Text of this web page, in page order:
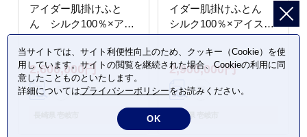
アイダー肌掛けふと
ん シルク100％×アイ
スランドアイダー ダウ
ン95％《壱岐市》寝具
ダウンケット 布団 クー
ル寝具 オールシーズン
対応 羽毛布団 肌掛け布
2,600,000円
イダー肌掛けふとん
シルク100％×アイスラ
ンドアイダー ダウン
95％《壱岐市》寝具 ダ
ウンケット 布団 クール
寝具 オールシーズン対
応 羽毛布団 肌掛け布団
国産 日本製 [JFJ063]
3000000 3000000円
2,900,000円
長崎県 壱岐市
当サイトでは、サイト利便性向上のため、クッキー（Cookie）を使
用しています。サイトの閲覧を継続された場合、Cookieの利用に同
意したことものといたします。
詳細についてはプライバシーポリシーをお読みください。
OK